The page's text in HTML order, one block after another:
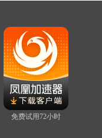
免费试用72小时